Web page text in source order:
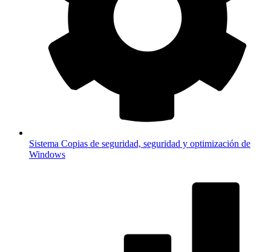
Sistema Copias de seguridad, seguridad y optimización de
Windows